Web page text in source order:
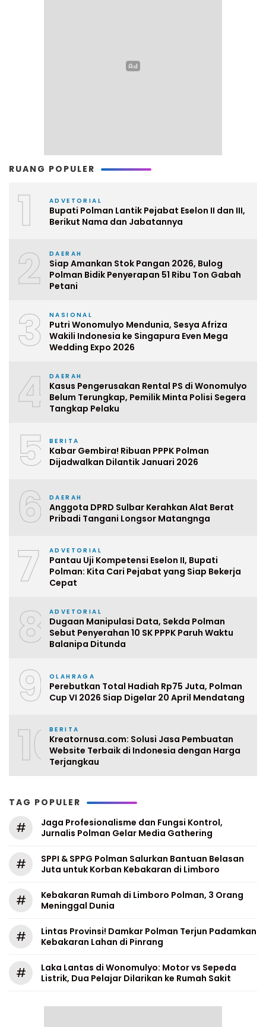
RUANG POPULER
1 ADVETORIAL
Bupati Polman Lantik Pejabat Eselon II dan III,
Berikut Nama dan Jabatannya
2 DAERAH
Siap Amankan Stok Pangan 2026, Bulog
Polman Bidik Penyerapan 51 Ribu Ton Gabah
Petani
3 NASIONAL
Putri Wonomulyo Mendunia, Sesya Afriza
Wakili Indonesia ke Singapura Even Mega
Wedding Expo 2026
4 DAERAH
Kasus Pengerusakan Rental PS di Wonomulyo
Belum Terungkap, Pemilik Minta Polisi Segera
Tangkap Pelaku
5 BERITA
Kabar Gembira! Ribuan PPPK Polman
Dijadwalkan Dilantik Januari 2026
6 DAERAH
Anggota DPRD Sulbar Kerahkan Alat Berat
Pribadi Tangani Longsor Matangnga
7 ADVETORIAL
Pantau Uji Kompetensi Eselon II, Bupati
Polman: Kita Cari Pejabat yang Siap Bekerja
Cepat
8 ADVETORIAL
Dugaan Manipulasi Data, Sekda Polman
Sebut Penyerahan 10 SK PPPK Paruh Waktu
Balanipa Ditunda
9 OLAHRAGA
Perebutkan Total Hadiah Rp75 Juta, Polman
Cup VI 2026 Siap Digelar 20 April Mendatang
10BERITA
Kreatornusa.com: Solusi Jasa Pembuatan
Website Terbaik di Indonesia dengan Harga
Terjangkau
TAG POPULER
#
Jaga Profesionalisme dan Fungsi Kontrol,
Jurnalis Polman Gelar Media Gathering
#
SPPI & SPPG Polman Salurkan Bantuan Belasan
Juta untuk Korban Kebakaran di Limboro
#
Kebakaran Rumah di Limboro Polman, 3 Orang
Meninggal Dunia
#
Lintas Provinsi! Damkar Polman Terjun Padamkan
Kebakaran Lahan di Pinrang
#
Laka Lantas di Wonomulyo: Motor vs Sepeda
Listrik, Dua Pelajar Dilarikan ke Rumah Sakit